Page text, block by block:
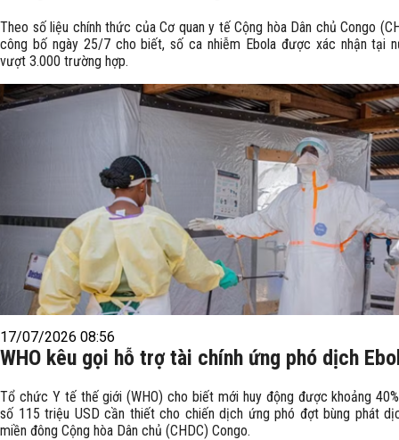
Theo số liệu chính thức của Cơ quan y tế Cộng hòa Dân chủ Congo
công bố ngày 25/7 cho biết, số ca nhiễm Ebola được xác nhận tại
vượt 3.000 trường hợp.
17/07/2026 08:56
WHO kêu gọi hỗ trợ tài chính ứng phó dịch
Tổ chức Y tế thế giới (WHO) cho biết mới huy động được khoảng
số 115 triệu USD cần thiết cho chiến dịch ứng phó đợt bùng phát
miền đông Cộng hòa Dân chủ (CHDC) Congo.